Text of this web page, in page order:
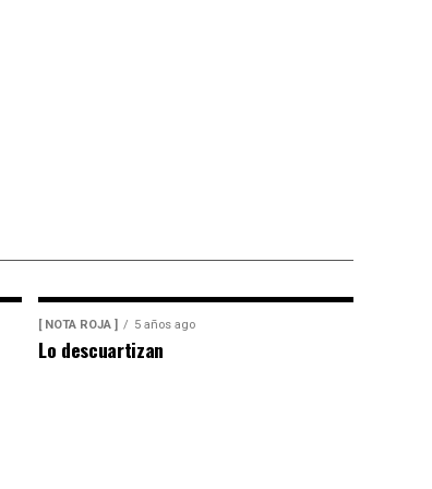
[ NOTA ROJA ] 5 años ago
Lo descuartizan